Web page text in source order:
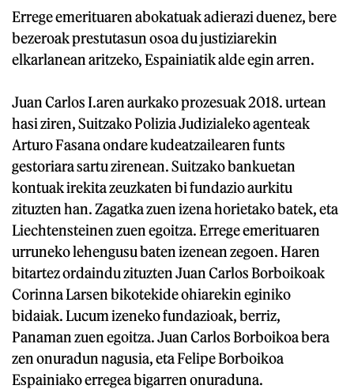
Errege emerituaren abokatuak adierazi duenez, bere
bezeroak prestutasun osoa du justiziarekin
elkarlanean aritzeko, Espainiatik alde egin arren.
Juan Carlos I.aren aurkako prozesuak 2018. urtean
hasi ziren, Suitzako Polizia Judizialeko agenteak
Arturo Fasana ondare kudeatzailearen funts
gestoriara sartu zirenean. Suitzako bankuetan
kontuak irekita zeuzkaten bi fundazio aurkitu
zituzten han. Zagatka zuen izena horietako batek, eta
Liechtensteinen zuen egoitza. Errege emerituaren
urruneko lehengusu baten izenean zegoen. Haren
bitartez ordaindu zituzten Juan Carlos Borboikoak
Corinna Larsen bikotekide ohiarekin eginiko
bidaiak. Lucum izeneko fundazioak, berriz,
Panaman zuen egoitza. Juan Carlos Borboikoa bera
zen onuradun nagusia, eta Felipe Borboikoa
Espainiako erregea bigarren onuraduna.